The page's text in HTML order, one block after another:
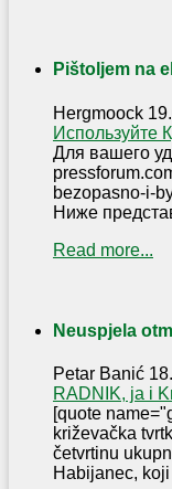
Pištoljem na
Hergmoock
Используйте
Для вашего
bezopasno-i-
Ниже
Read more...
Neuspjela
Petar Banić
RADNIK, ja i
[quote
križevačka
četvrtinu
Habijanec, koji